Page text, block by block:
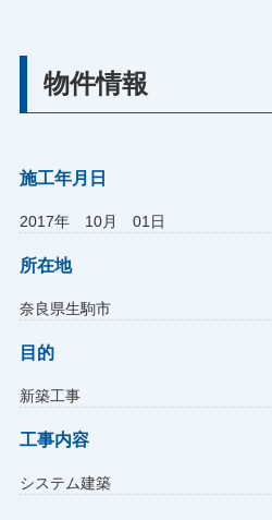
物件情報
施工年月日
2017年 10月 01日
所在地
奈良県生駒市
目的
新築工事
工事内容
システム建築